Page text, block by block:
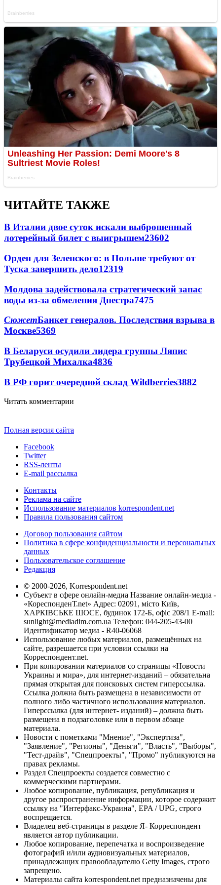
ЧИТАЙТЕ ТАКЖЕ
В Италии двое суток искали выброшенный
лотерейный билет с выигрышем23602
Орден для Зеленского: в Польше требуют от
Туска завершить дело12319
Молдова задействовала стратегический запас
воды из-за обмеления Днестра7475
СюжетБанкет генералов. Последствия взрыва в
Москве5369
В Беларуси осудили лидера группы Ляпис
Трубецкой Михалка4836
В РФ горит очередной склад Wildberries3882
Читать комментарии
Полная версия сайта
Facebook
Twitter
RSS-ленты
E-mail рассылка
Контакты
Реклама на сайте
Использование материалов korrespondent.net
Правила пользования сайтом
Договор пользования сайтом
Политика в сфере конфиденциальности и персональных
данных
Пользовательское соглашение
Редакция
© 2000-2026, Korrespondent.net
Субъект в сфере онлайн-медиа Название онлайн-медиа -
«КореспонденТ.net» Адрес: 02091, місто Київ,
ХАРКІВСЬКЕ ШОСЕ, будинок 172-Б, офіс 208/1 E-mail:
sunlight@mediadim.com.ua Телефон: 044-205-43-00
Идентификатор медиа - R40-06068
Использование любых материалов, размещённых на
сайте, разрешается при условии ссылки на
Корреспондент.net.
При копировании материалов со страницы «Новости
Украины и мира», для интернет-изданий – обязательна
прямая открытая для поисковых систем гиперссылка.
Ссылка должна быть размещена в независимости от
полного либо частичного использования материалов.
Гиперссылка (для интернет- изданий) – должна быть
размещена в подзаголовке или в первом абзаце
материала.
Новости с пометками "Мнение", "Экспертиза",
"Заявление", "Регионы", "Деньги", "Власть", "Выборы",
"Тест-драйв", "Спецпроекты", "Промо" публикуются на
правах рекламы.
Раздел Спецпроекты создается совместно с
коммерческими партнерами.
Любое копирование, публикация, републикация и
другое распространение информации, которое содержит
ссылку на "Интерфакс-Украина", EPA / UPG, строго
воспрещается.
Владелец веб-страницы в разделе Я- Корреспондент
является автор публикации.
Любое копирование, перепечатка и воспроизведение
фотографий и/или аудиовизуальных материалов,
принадлежащих правообладателю Getty Images, строго
запрещено.
Материалы сайта korrespondent.net предназначены для